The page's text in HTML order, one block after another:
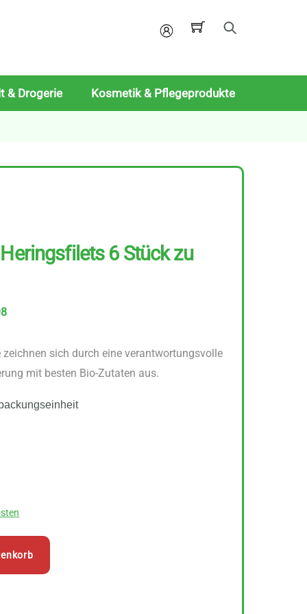
Mein
& Drogerie Kosmetik & Pflegeprodukte
6 Stück zu
zeichnen sich durch eine verantwortungsvolle
mit besten Bio-Zutaten aus.